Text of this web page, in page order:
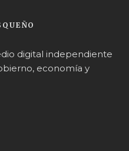
digital independiente
economía y